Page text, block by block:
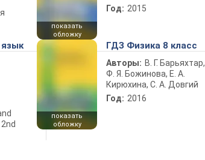
показать
обложку
Год: 2015
показать
обложку
ГДЗ Физика 8 класс
Авторы: В. Г. Барьяхтар,
Ф. Я. Божинова, Е. А.
Кирюхина, С. А. Довгий
Год: 2016